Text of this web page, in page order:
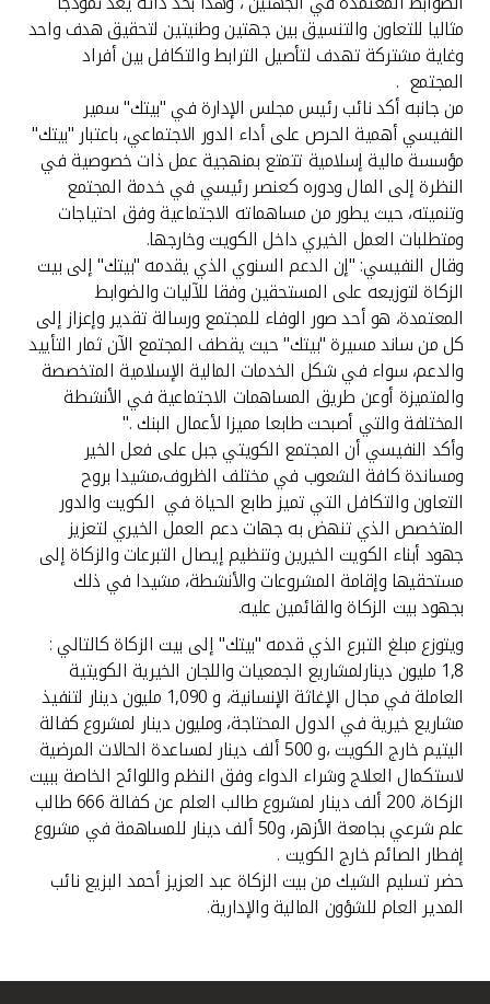
تركيا
مصر
المملكة المتحدة
مملكة البحرين
مثاليا للتعاون والتنسيق بين جهتين وطنيتين لتحقيق هدف واحد
وغاية مشتركة تهدف لتأصيل الترابط والتكافل بين أفراد
المجتمع .
من جانبه أكد نائب رئيس مجلس الإدارة في "بيتك" سمير
النفيسي أهمية الحرص على أداء الدور الاجتماعي، باعتبار "بيتك"
مؤسسة مالية إسلامية تتمتع بمنهجية عمل ذات خصوصية في
النظرة إلى المال ودوره كعنصر رئيسي في خدمة المجتمع
وتنميته، حيث يطور من مساهماته الاجتماعية وفق احتياجات
ومتطلبات العمل الخيري داخل الكويت وخارجها.
وقال النفيسي: "إن الدعم السنوي الذي يقدمه "بيتك" إلى بيت
الزكاة لتوزيعه على المستحقين وفقا للآليات والضوابط
المعتمدة، هو أحد صور الوفاء للمجتمع ورسالة تقدير وإعزاز إلى
كل من ساند مسيرة "بيتك" حيث يقطف المجتمع الآن ثمار التأييد
والدعم، سواء في شكل الخدمات المالية الإسلامية المتخصصة
والمتميزة أوعن طريق المساهمات الاجتماعية في الأنشطة
المختلفة والتي أصبحت طابعا مميزا لأعمال البنك ."
وأكد النفيسي أن المجتمع الكويتي جبل على فعل الخير
ومساندة كافة الشعوب في مختلف الظروف،مشيدا بروح
التعاون والتكافل التي تميز طابع الحياة في الكويت والدور
المتخصص الذي تنهض به جهات دعم العمل الخيري لتعزيز
جهود أبناء الكويت الخيرين وتنظيم إيصال التبرعات والزكاة إلى
مستحقيها وإقامة المشروعات والأنشطة، مشيدا في ذلك
بجهود بيت الزكاة والقائمين عليه.
ويتوزع مبلغ التبرع الذي قدمه "بيتك" إلى بيت الزكاة كالتالي :
1,8 مليون دينارلمشاريع الجمعيات واللجان الخيرية الكويتية
العاملة في مجال الإغاثة الإنسانية، و 1,090 مليون دينار لتنفيذ
مشاريع خيرية في الدول المحتاجة، ومليون دينار لمشروع كفالة
اليتيم خارج الكويت ،و 500 ألف دينار لمساعدة الحالات المرضية
لاستكمال العلاج وشراء الدواء وفق النظم واللوائح الخاصة ببيت
الزكاة، 200 ألف دينار لمشروع طالب العلم عن كفالة 666 طالب
علم شرعي بجامعة الأزهر، و50 ألف دينار للمساهمة في مشروع
إفطار الصائم خارج الكويت .
حضر تسليم الشيك من بيت الزكاة عبد العزيز أحمد البزيع نائب
المدير العام للشؤون المالية والإدارية.